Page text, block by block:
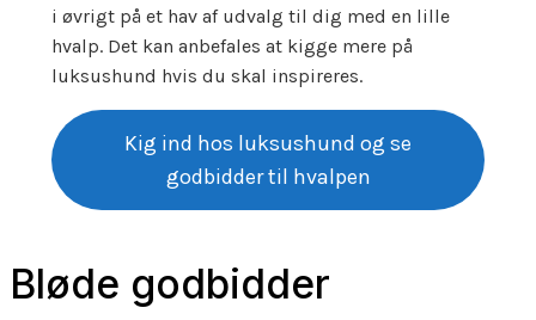
i øvrigt på et hav af udvalg til dig med en lille
hvalp. Det kan anbefales at kigge mere på
luksushund hvis du skal inspireres.
Kig ind hos luksushund og se
godbidder til hvalpen
Bløde godbidder